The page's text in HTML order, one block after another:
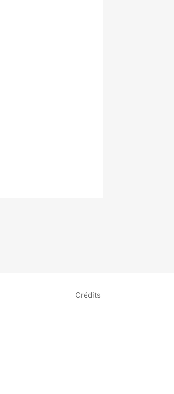
Crédits